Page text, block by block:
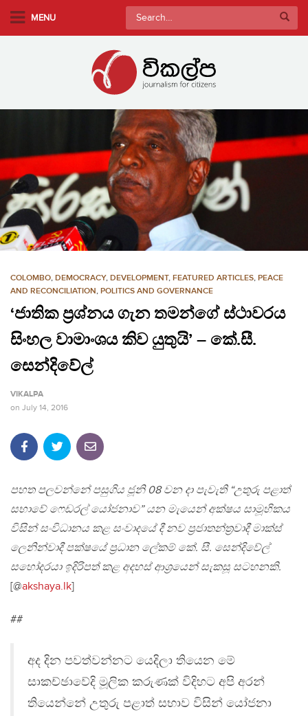
m
n
c
n
t
e
MENU
Search
for:
COLOMBO, DEMOCRACY, DEVELOPMENT, FEATURED ARTICLES, PEACE
AND RECONCILIATION, POLITICS AND GOVERNANCE
‘ජාතික ප‍්‍රශ්නය ගැන තමන්ගේ ස්ථාවරය
සිංහල වාමාංශය කිව යුතුයි’ – කේ.සී.
සෙන්දිවේල්
VIKALPA
on July 14, 2016
පහත පලවන්නේ පසුගිය ජූනි 08 වන දා පැවැති “උතුරු පළාත්
සභාවේ ෆෙඩරල් යෝජනාව” යන මැයෙන් අක්ෂය සාමූහිකය
විසින් සංවිධානය කළ සංවාදයේ දී නව ප‍්‍රජාතන්ත‍්‍රවාදී මාක්ස්
ලෙනින්වාදී පක්ෂයේ ප‍්‍රධාන ලේකම් කේ. සී. සෙන්දිවේල්
සහෝදරයා ඉදිරිපත් කළ අදහස් ආශ‍්‍රයෙන් සැකසූ සටහනකි.
[@akshaya.lk]
##
අද දින පවත්වන්නට යෙදිලා තියෙන මේ
සාකච්ඡාවේදි මූලික කරුණක් විදිහට අපි අරන්
තියෙන්නේ උතුරු පළාත් සභාව විසින් යෝජනා